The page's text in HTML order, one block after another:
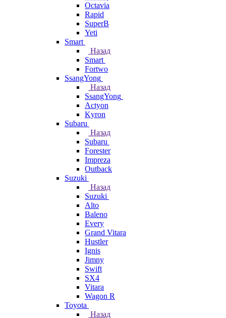
Octavia
Rapid
SuperB
Yeti
Smart
Назад
Smart
Fortwo
SsangYong
Назад
SsangYong
Actyon
Kyron
Subaru
Назад
Subaru
Forester
Impreza
Outback
Suzuki
Назад
Suzuki
Alto
Baleno
Every
Grand Vitara
Hustler
Ignis
Jimny
Swift
SX4
Vitara
Wagon R
Toyota
Назад